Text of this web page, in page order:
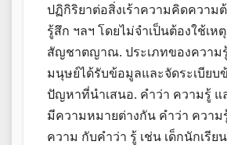
ปฏิกิริยาต่อสิ่งเร้าความคิดความ
รู้สึก ฯลฯ โดยไม่จำเป็นต้องใช้เห
สัญชาตญาณ. ประเภทของความ
มนุษย์ได้รับข้อมูลและจัดระเบียบ
ปัญหาที่นำเสนอ. คำว่า ความรู้ แ
มีความหมายต่างกัน คำว่า ความ
ความ กับคำว่า รู้ เช่น เด็กนักเรีย